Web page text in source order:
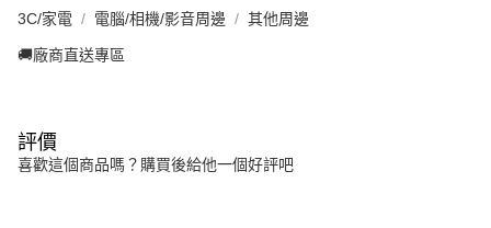
3C/家電 電腦/相機/影音周邊 其他周邊
🚚廠商直送專區
評價
喜歡這個商品嗎？購買後給他一個好評吧